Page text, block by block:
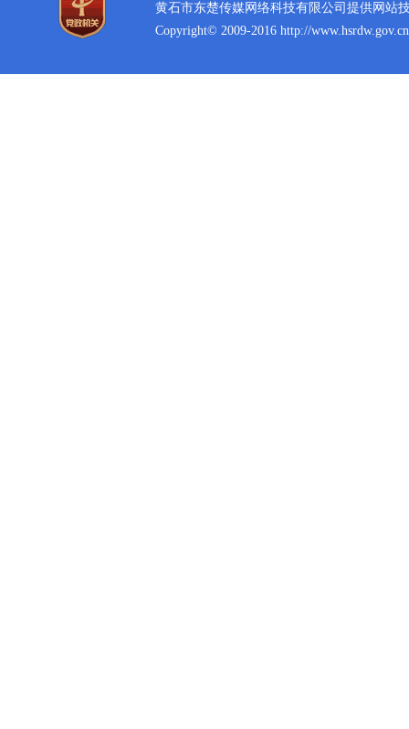
黄石市东楚传媒网络科技有限公司提供网站
Copyright© 2009-2016 http://